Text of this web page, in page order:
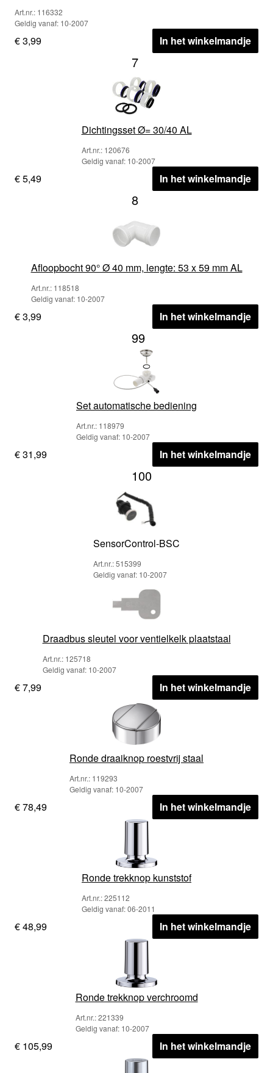
Art.nr.: 116332
Geldig vanaf: 10-2007
€ 3,99 In het winkelmandje
7
Dichtingsset Ø= 30/40 AL
Art.nr.: 120676
Geldig vanaf: 10-2007
€ 5,49 In het winkelmandje
8
Afloopbocht 90° Ø 40 mm, lengte: 53 x 59 mm AL
Art.nr.: 118518
Geldig vanaf: 10-2007
€ 3,99 In het winkelmandje
99
Set automatische bediening
Art.nr.: 118979
Geldig vanaf: 10-2007
€ 31,99 In het winkelmandje
100
SensorControl-BSC
Art.nr.: 515399
Geldig vanaf: 10-2007
Draadbus sleutel voor ventielkelk plaatstaal
Art.nr.: 125718
Geldig vanaf: 10-2007
€ 7,99 In het winkelmandje
Ronde draaiknop roestvrij staal
Art.nr.: 119293
Geldig vanaf: 10-2007
€ 78,49 In het winkelmandje
Ronde trekknop kunststof
Art.nr.: 225112
Geldig vanaf: 06-2011
€ 48,99 In het winkelmandje
Ronde trekknop verchroomd
Art.nr.: 221339
Geldig vanaf: 10-2007
€ 105,99 In het winkelmandje